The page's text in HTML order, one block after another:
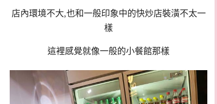
店內環境不大,也和一般印象中的快炒店裝潢不太一
樣
這裡感覺就像一般的小餐館那樣